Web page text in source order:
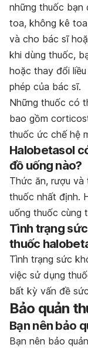
những thuốc bạn
toa, không kê
và cho bác sĩ
khi dùng thuốc,
hoặc thay đổi
phép của bác sĩ.
Những thuốc có
bao gồm
thuốc ức chế hệ
Halobetasol
đồ uống nào?
Thức ăn, rượu
thuốc nhất định.
uống thuốc cùng
Tình trạng
thuốc
Tình trạng sức
việc sử dụng
bất kỳ vấn đề
Bảo quản
Bạn nên bảo
Bạn nên bảo